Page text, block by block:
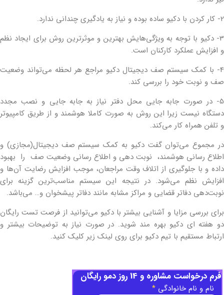
2- کار کردن با دکیو ساده بوده و نیاز به یادگیری چندانی ندارد.
3- دکیو با توجه به ویژگی‌هایش بهترین و موثرترین روش برای ایجاد نظم
و افزایش عملکرد کارکنان است.
4- با کمک سیستم صف دیجیتال دکیو مراجع هر لحظه می‌تواند وضعیت
صف و نوبت خود را بررسی کند.
5- در صورت جابه جایی محل دفتر نیاز به جابه جایی و نصب مجدد
دستگاه نیست زیرا این روش به صورت کاملا هوشمند و از طریق کامپیوتر
و تلفن همراه کار می‌کند.
در مجموع می‌توان گفت دکیو به کمک سیستم صف دیجیتال(مجازی) و
اطلاع رسانی هوشمند، نوبت دهی و اطلاع رسانی وضعیت صف را بهبود
داده و با جلوگیری از اتلاف وقت مراجعان، موجب افزایش رضایت آن‌ها و
افزایش نظم می‌شود. در نتیجه این سیستم مناسب‌ترین گزینه برای
نوبت‌دهی دفاتر قضایی و مراکز مشابه مانند دفاتر پیشخوان و… می‌باشد.
برای بررسی مزایا و آشنایی بیشتر با دکیو می‌توانید از فرصت تست رایگان
دو هفته ای دکیو بهره مند شوید. در صورت نیاز به توضیحات بیشتر و
ارتباط مستقیم با تیم دکیو برای روی لینک زیر کلیک کنید.
فرم درخواست مشاوره و 14 روز دمو رایگان
نام و نام خانوادگی *